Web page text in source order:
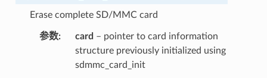
Erase complete SD/MMC card
参数 card – pointer to card information
structure previously initialized using
sdmmc_card_init